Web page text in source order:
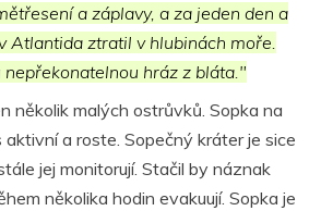
a záplavy, a za jeden den a
Atlantida ztratil v hlubinách moře.
nepřekonatelnou hráz z bláta."
několik malých ostrůvků. Sopka na
aktivní a roste. Sopečný kráter je sice
jej monitorují. Stačil by náznak
několika hodin evakuují. Sopka je